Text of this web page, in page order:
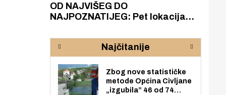
OD NAJVIŠEG DO
NAJPOZNATIJEG: Pet lokacija
rijeke Krke
Najčitanije
Zbog nove statističke
metode Općina Civljane
„izgubila” 46 od 74